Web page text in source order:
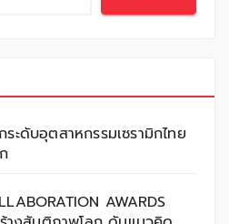
ะดับอุตสาหกรรมเซรามิกไทย
AWARDS